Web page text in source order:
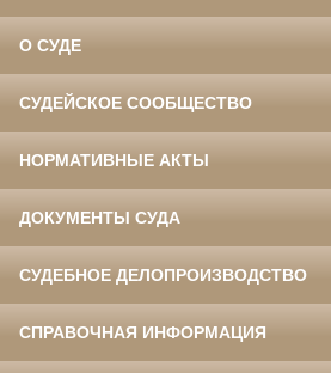
О СУДЕ
СУДЕЙСКОЕ СООБЩЕСТВО
НОРМАТИВНЫЕ АКТЫ
ДОКУМЕНТЫ СУДА
СУДЕБНОЕ ДЕЛОПРОИЗВОДСТВО
СПРАВОЧНАЯ ИНФОРМАЦИЯ